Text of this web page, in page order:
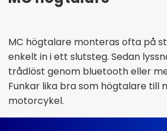
MC högtalare monteras ofta på
enkelt in i ett slutsteg. Sedan
trådlöst genom bluetooth eller
Funkar lika bra som högtalare till
motorcykel.